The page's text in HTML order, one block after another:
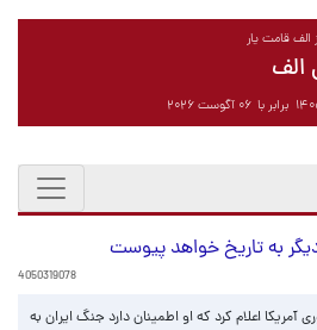
قامت یار
الف
به تاریخ خواهد پیوست
4050319078
اعلام کرد که او اطمینان دارد جنگ ایران به